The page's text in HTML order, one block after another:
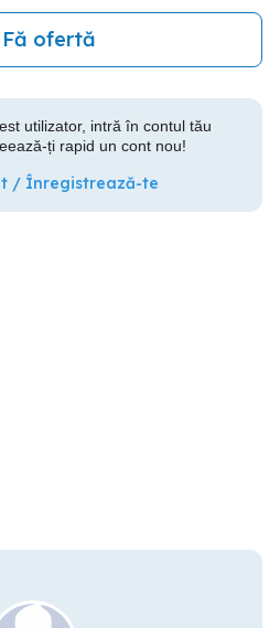
Fă ofertă
utilizator, intră în contul tău
ți rapid un cont nou!
/ Înregistrează-te